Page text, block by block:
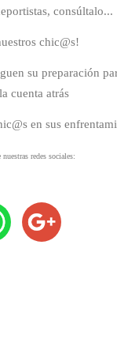
consúltalo...
chic@s!
su preparación
cuenta atrás
en sus
redes sociales: